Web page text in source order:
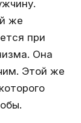
же
при
Она
Этой же